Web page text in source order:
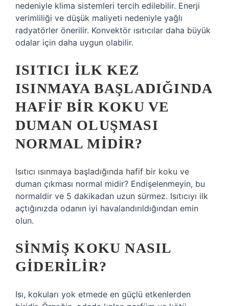
nedeniyle klima sistemleri tercih edilebilir. Enerji
verimliliği ve düşük maliyeti nedeniyle yağlı
radyatörler önerilir. Konvektör ısıtıcılar daha büyük
odalar için daha uygun olabilir.
ISITICI ILK KEZ
ISINMAYA BAŞLADIĞINDA
HAFIF BIR KOKU VE
DUMAN OLUŞMASI
NORMAL MIDIR?
Isıtıcı ısınmaya başladığında hafif bir koku ve
duman çıkması normal midir? Endişelenmeyin, bu
normaldir ve 5 dakikadan uzun sürmez. Isıtıcıyı ilk
açtığınızda odanın iyi havalandırıldığından emin
olun.
SINMIŞ KOKU NASIL
GIDERILIR?
Isı, kokuları yok etmede en güçlü etkenlerden